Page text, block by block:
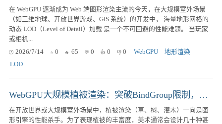
在 WebGPU 逐渐成为 Web 端图形渲染主流的今天，在大规模室外场景
（如三维地球、开放世界游戏、GIS 系统）的开发中， 海量地形网格的
动态 LOD（Level of Detail）加载 是一个不可回避的性能难题。 当玩家
或相机...
2026/7/14
0 65 0 0 0 WebGPU
地形渲染
LOD
WebGPU大规模植被渲染：突破BindGroup限制，用Bindless与纹理数组消除材质切换开销
在开放世界或大规模室外场景中，植被渲染（草、树、灌木）一向是图
形引擎的性能杀手。为了表现植被的丰富度，美术通常会设计几十种甚